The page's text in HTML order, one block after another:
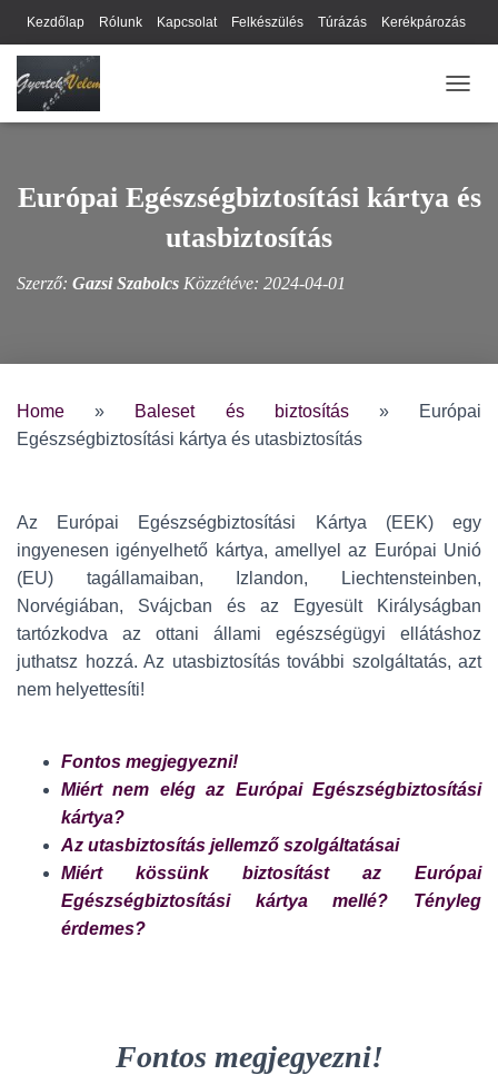
Kezdőlap Rólunk Kapcsolat Felkészülés Túrázás Kerékpározás
Webhely térkép
Európai Egészségbiztosítási kártya és
utasbiztosítás
Szerző: Gazsi Szabolcs Közzétéve: 2024-04-01
Home » Baleset és biztosítás »Európai
Egészségbiztosítási kártya és utasbiztosítás
Az Európai Egészségbiztosítási Kártya (EEK) egy
ingyenesen igényelhető kártya, amellyel az Európai Unió
(EU) tagállamaiban, Izlandon, Liechtensteinben,
Norvégiában, Svájcban és az Egyesült Királyságban
tartózkodva az ottani állami egészségügyi ellátáshoz
juthatsz hozzá. Az utasbiztosítás további szolgáltatás, azt
nem helyettesíti!
Fontos megjegyezni!
Miért nem elég az Európai Egészségbiztosítási
kártya?
Az utasbiztosítás jellemző szolgáltatásai
Miért kössünk biztosítást az Európai
Egészségbiztosítási kártya mellé? Tényleg
érdemes?
Fontos megjegyezni!